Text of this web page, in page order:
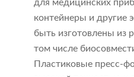
для медицинских
контейнеры и другие
быть изготовлены из
том числе
Пластиковые пресс-